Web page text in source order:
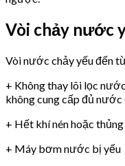
Vòi chảy nước
Vòi nước chảy yếu đến
+ Không thay lõi lọc
không cung cấp đủ nước
+ Hết khí nén hoặc
+ Máy bơm nước bị yếu